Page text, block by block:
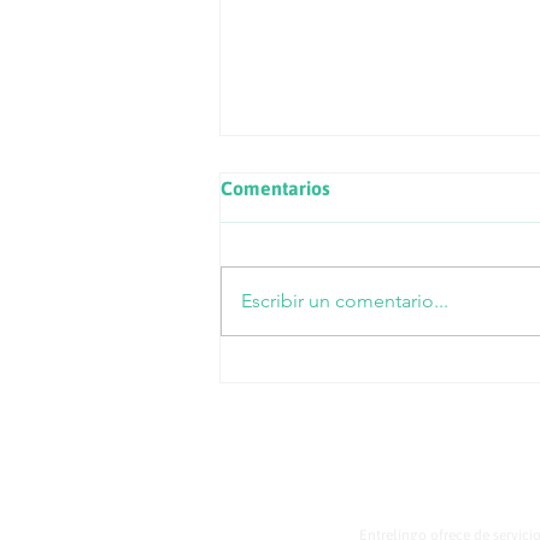
Comentarios
Escribir un comentario...